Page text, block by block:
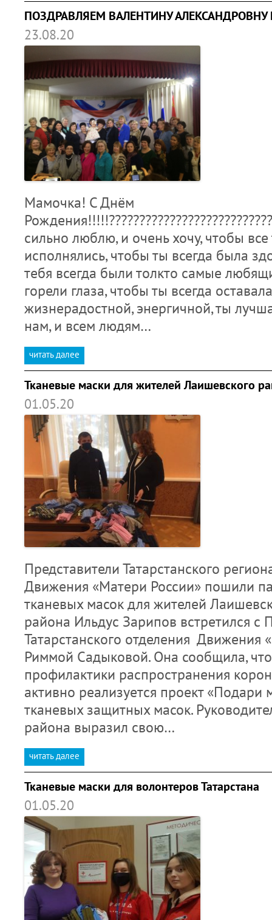
ПОЗДРАВЛЯЕМ ВАЛЕНТИНУ
23.08.20
Мамочка! С Днём
сильно люблю, и очень хочу, чтобы
исполнялись, чтобы ты всегда была
тебя всегда были толкто самые
горели глаза, чтобы ты всегда
жизнерадостной, энергичной, ты
нам, и всем людям…
читать далее
Тканевые маски для жителей Лаишевского
01.05.20
Представители Татарстанского
Движения «Матери России» пошили
тканевых масок для жителей
района Ильдус Зарипов встретился с
Татарстанского отделения Движения
Риммой Садыковой. Она сообщила,
профилактики распространения
активно реализуется проект
тканевых защитных масок.
района выразил свою…
читать далее
Тканевые маски для волонтеров Татарстана
01.05.20